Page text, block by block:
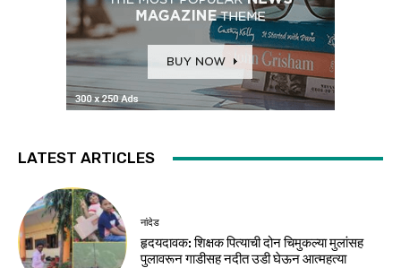
LATEST ARTICLES
नांदेड
हृदयदावक: शिक्षक पित्याची दोन चिमुकल्या मुलांसह
पुलावरून गाडीसह नदीत उडी घेऊन आत्महत्या